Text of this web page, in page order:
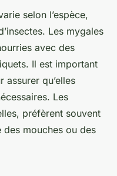
selon l’espèce,
Les mygales
avec des
Il est important
qu’elles
Les
préfèrent souvent
mouches ou des